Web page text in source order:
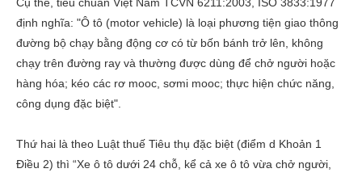
định nghĩa: "Ô tô (motor vehicle) là loại phương tiện giao thông
đường bộ chạy bằng động cơ có từ bốn bánh trở lên, không
chạy trên đường ray và thường được dùng để chở người hoặc
hàng hóa; kéo các rơ mooc, sơmi mooc; thực hiện chức năng,
công dụng đặc biệt".
Thứ hai là theo Luật thuế Tiêu thụ đặc biệt (điểm d Khoản 1
Điều 2) thì “Xe ô tô dưới 24 chỗ, kể cả xe ô tô vừa chở người,